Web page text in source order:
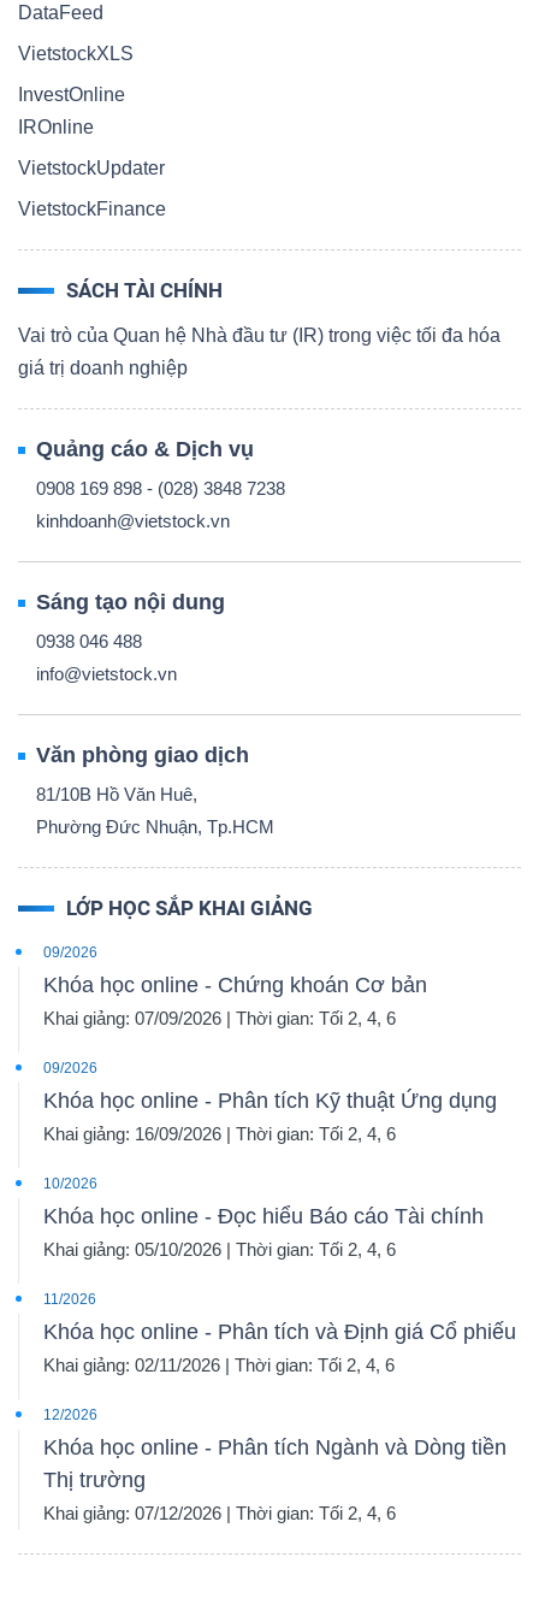
DataFeed
VietstockXLS
InvestOnline
IROnline
VietstockUpdater
VietstockFinance
SÁCH TÀI CHÍNH
Vai trò của Quan hệ Nhà đầu tư (IR) trong việc tối đa hóa
giá trị doanh nghiệp
Quảng cáo & Dịch vụ
0908 169 898 - (028) 3848 7238
kinhdoanh@vietstock.vn
Sáng tạo nội dung
0938 046 488
info@vietstock.vn
Văn phòng giao dịch
81/10B Hồ Văn Huê,
Phường Đức Nhuận, Tp.HCM
LỚP HỌC SẮP KHAI GIẢNG
09/2026
Khóa học online - Chứng khoán Cơ bản
Khai giảng: 07/09/2026 | Thời gian: Tối 2, 4, 6
09/2026
Khóa học online - Phân tích Kỹ thuật Ứng dụng
Khai giảng: 16/09/2026 | Thời gian: Tối 2, 4, 6
10/2026
Khóa học online - Đọc hiểu Báo cáo Tài chính
Khai giảng: 05/10/2026 | Thời gian: Tối 2, 4, 6
11/2026
Khóa học online - Phân tích và Định giá Cổ phiếu
Khai giảng: 02/11/2026 | Thời gian: Tối 2, 4, 6
12/2026
Khóa học online - Phân tích Ngành và Dòng tiền
Thị trường
Khai giảng: 07/12/2026 | Thời gian: Tối 2, 4, 6